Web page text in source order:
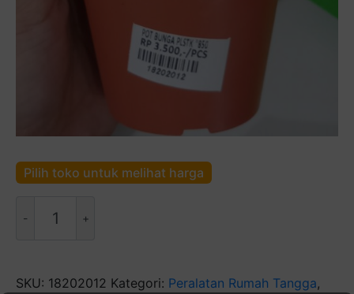
Pilih toko untuk melihat harga
Pot
SKU: 18202012 Kategori: Peralatan Rumah Tangga,